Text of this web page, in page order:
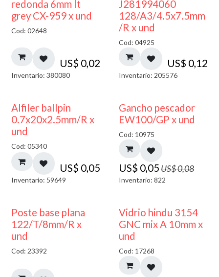
redonda 6mm lt
grey CX-959 x und
Cod: 02648
US$ 0,02
Inventario: 380080
J281994060
128/A3/4.5x7.5mm
/R x und
Cod: 04925
US$ 0,12
Inventario: 205576
Alfiler ballpin
0.7x20x2.5mm/R x
und
Cod: 05340
US$ 0,05
Inventario: 59649
40% DESCUENTO
Gancho pescador
EW100/GP x und
Cod: 10975
US$ 0,05US$0,08
Inventario: 822
Poste base plana
122/T/8mm/R x
und
Cod: 23392 40% DESCUENTO
Vidrio hindu 3154
GNC mix A 10mm x
und
Cod: 17268